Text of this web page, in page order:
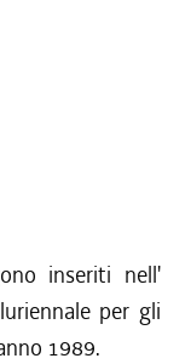
inseriti nell'
per gli
1989.